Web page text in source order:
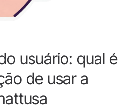
usuário: qual é
de usar a